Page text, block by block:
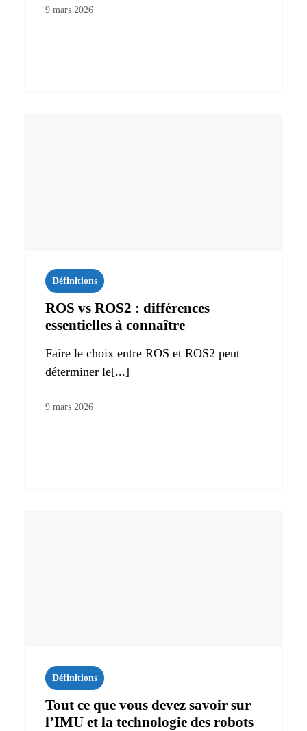
9 mars 2026
Définitions
ROS vs ROS2 : différences
essentielles à connaître
Faire le choix entre ROS et ROS2 peut
déterminer le[...]
9 mars 2026
Définitions
Tout ce que vous devez savoir sur
l’IMU et la technologie des robots